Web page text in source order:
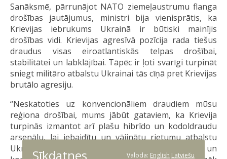
Sanāksmē, pārrunājot NATO ziemeļaustrumu flanga
drošības jautājumus, ministri bija vienisprātis, ka
Krievijas iebrukums Ukrainā ir būtiski mainījis
drošības vidi. Krievijas agresīvā pozīcija rada tiešus
draudus visas eiroatlantiskās telpas drošībai,
stabilitātei un labklājībai. Tāpēc ir ļoti svarīgi turpināt
sniegt militāro atbalstu Ukrainai tās cīņā pret Krievijas
brutālo agresiju.
“Neskatoties uz konvencionāliem draudiem mūsu
reģiona drošībai, mums jābūt gataviem, ka Krievija
turpinās izmantot arī plašu hibrīdo un kodoldraudu
arsenālu, lai iebaidītu un vājinātu rietumu atbalstu
Ukrainai. Tāpēc mums ir jāpaliek vienotiem un
Sīkdatnes Valoda: English Latviešu